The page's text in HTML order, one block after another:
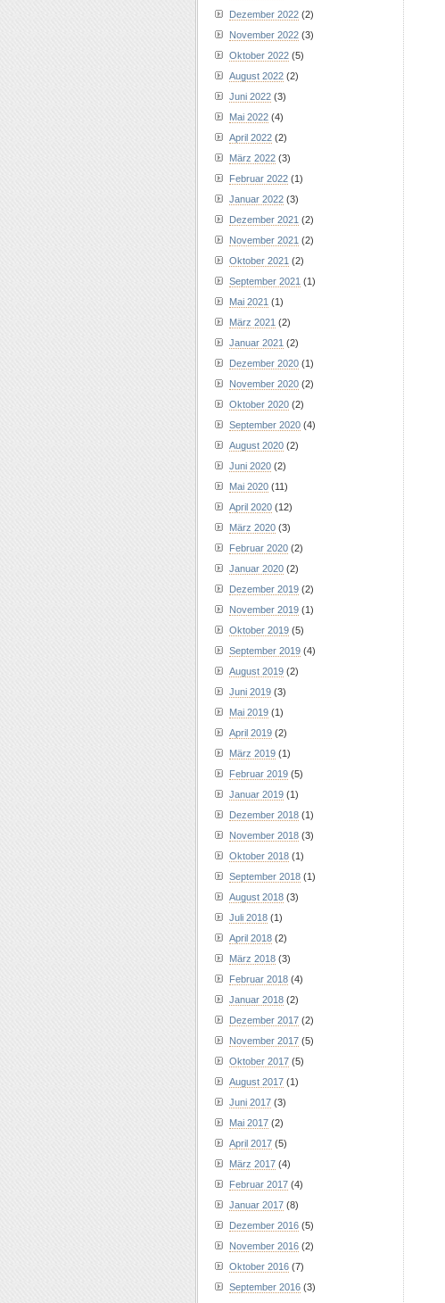
Dezember 2022 (2)
November 2022 (3)
Oktober 2022 (5)
August 2022 (2)
Juni 2022 (3)
Mai 2022 (4)
April 2022 (2)
März 2022 (3)
Februar 2022 (1)
Januar 2022 (3)
Dezember 2021 (2)
November 2021 (2)
Oktober 2021 (2)
September 2021 (1)
Mai 2021 (1)
März 2021 (2)
Januar 2021 (2)
Dezember 2020 (1)
November 2020 (2)
Oktober 2020 (2)
September 2020 (4)
August 2020 (2)
Juni 2020 (2)
Mai 2020 (11)
April 2020 (12)
März 2020 (3)
Februar 2020 (2)
Januar 2020 (2)
Dezember 2019 (2)
November 2019 (1)
Oktober 2019 (5)
September 2019 (4)
August 2019 (2)
Juni 2019 (3)
Mai 2019 (1)
April 2019 (2)
März 2019 (1)
Februar 2019 (5)
Januar 2019 (1)
Dezember 2018 (1)
November 2018 (3)
Oktober 2018 (1)
September 2018 (1)
August 2018 (3)
Juli 2018 (1)
April 2018 (2)
März 2018 (3)
Februar 2018 (4)
Januar 2018 (2)
Dezember 2017 (2)
November 2017 (5)
Oktober 2017 (5)
August 2017 (1)
Juni 2017 (3)
Mai 2017 (2)
April 2017 (5)
März 2017 (4)
Februar 2017 (4)
Januar 2017 (8)
Dezember 2016 (5)
November 2016 (2)
Oktober 2016 (7)
September 2016 (3)